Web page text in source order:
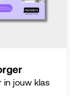
in jouw klas